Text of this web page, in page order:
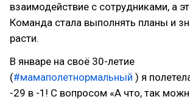
взаимодействие с сотрудниками, а
Команда стала выполнять планы и
расти.
В январе на своё 30-летие
(#мамаполетнормальный ) я
-29 в -1! С вопросом «А что, так